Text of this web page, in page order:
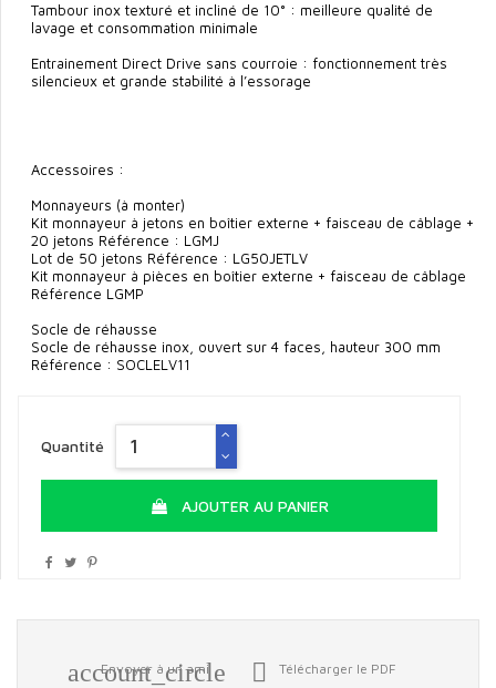
Tambour inox texturé et incliné de 10° : meilleure qualité de
lavage et consommation minimale
Entrainement Direct Drive sans courroie : fonctionnement très
silencieux et grande stabilité à l’essorage
Accessoires :
Monnayeurs (à monter)
Kit monnayeur à jetons en boîtier externe + faisceau de câblage +
20 jetons Référence : LGMJ
Lot de 50 jetons Référence : LG50JETLV
Kit monnayeur à pièces en boîtier externe + faisceau de câblage
Référence LGMP
Socle de réhausse
Socle de réhausse inox, ouvert sur 4 faces, hauteur 300 mm
Référence : SOCLELV11
Quantité
AJOUTER AU PANIER
account_circle
Envoyer à un ami  Télécharger le PDF